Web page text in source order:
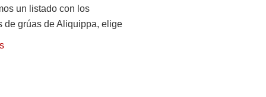
un listado con los
de grúas de Aliquippa, elige